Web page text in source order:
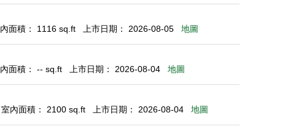
面積： 1116 sq.ft 上市日期： 2026-08-05 地圖
面積： -- sq.ft 上市日期： 2026-08-04 地圖
室內面積： 2100 sq.ft 上市日期： 2026-08-04 地圖